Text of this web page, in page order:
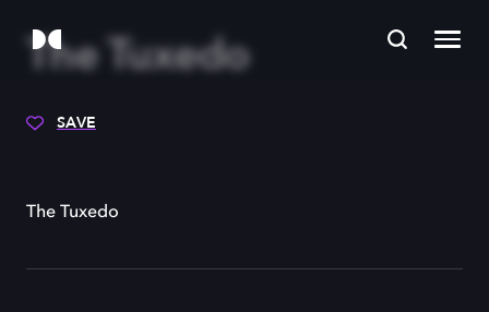
The Tuxedo
SAVE
The Tuxedo